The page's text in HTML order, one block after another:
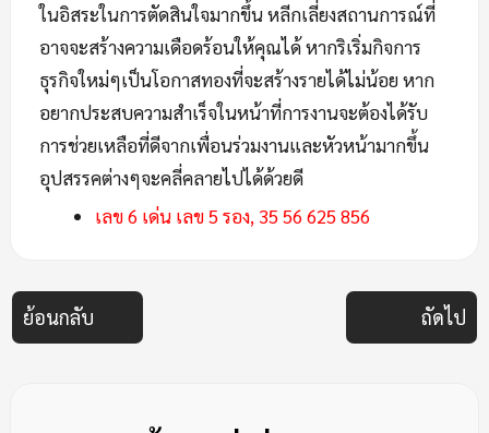
ในอิสระในการตัดสินใจมากขึ้น หลีกเลี่ยงสถานการณ์ที่
อาจจะสร้างความเดือดร้อนให้คุณได้ หากริเริ่มกิจการ
ธุรกิจใหม่ๆเป็นโอกาสทองที่จะสร้างรายได้ไม่น้อย หาก
อยากประสบความสำเร็จในหน้าที่การงานจะต้องได้รับ
การช่วยเหลือที่ดีจากเพื่อนร่วมงานและหัวหน้ามากขึ้น
อุปสรรคต่างๆจะคลี่คลายไปได้ด้วยดี
เลข 6 เด่น เลข 5 รอง, 35 56 625 856
ย้อนกลับ ถัดไป